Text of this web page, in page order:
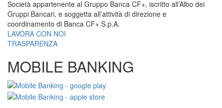
Società appartenente al Gruppo Banca CF+, iscritto all’Albo dei
Gruppi Bancari, e soggetta all’attività di direzione e
coordinamento di Banca CF+ S.p.A.
LAVORA CON NOI
TRASPARENZA
MOBILE BANKING